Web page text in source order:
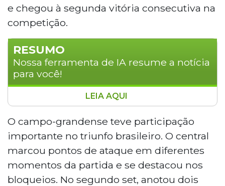
e chegou à segunda vitória consecutiva na
competição.
RESUMO
Nossa ferramenta de IA resume a notícia
para você!
O Brasil venceu a Bélgica por 3 sets a 1, com
parciais de 25/19, 23/25, 25/15 e 25/20, pela Liga
das Nações de Vôlei, em Brasília. Darlan foi o
maior pontuador com 19 acertos, enquanto
Lucarelli somou 16 pontos. O central Judson se
destacou nos bloqueios. Com o resultado, o
Brasil chegou a seis pontos e enfrenta a Sérvia
LEIA AQUI
O campo-grandense teve participação
importante no triunfo brasileiro. O central
marcou pontos de ataque em diferentes
momentos da partida e se destacou nos
bloqueios. No segundo set, anotou dois